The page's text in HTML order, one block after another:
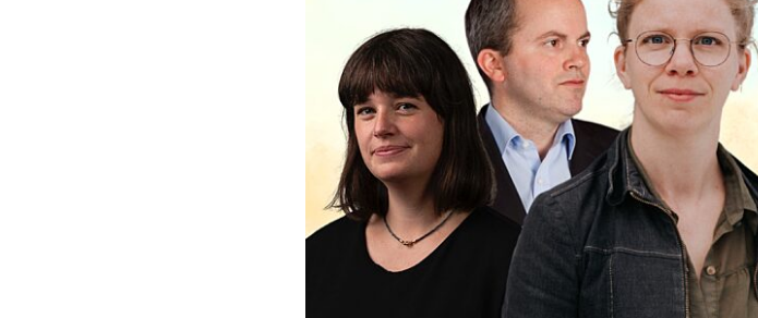
Honorarsatser
Maj Sønstevold-prisen
Årets utøver
Aurora Records
KUPP